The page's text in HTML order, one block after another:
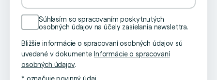
Súhlasím so spracovaním poskytnutých
osobných údajov na účely zasielania newslettra.
Bližšie informácie o spracovaní osobných údajov sú
uvedené v dokumente Informácie o spracovaní
osobných údajov.
* označuje povinný údaj